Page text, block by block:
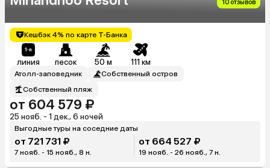
10 отзывов
Кешбэк 4% по карте Т-Банка
линия песок 50 м 111 км
Атолл-заповедник
Собственный остров
Собственный пляж
от 604 579 ₽
25 нояб. - 1 дек., 6 ночей
Выгодные туры на соседние даты
от 721 731 ₽
7 нояб. - 15 нояб., 8 н.
от 664 527 ₽
19 нояб. - 26 нояб., 7 н.